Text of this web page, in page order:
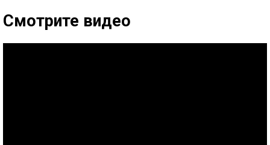
Смотрите видео